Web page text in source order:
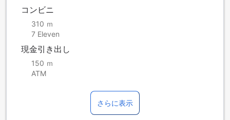
コンビニ
310 ｍ
7 Eleven
現金引き出し
150 ｍ
ATM
さらに表示